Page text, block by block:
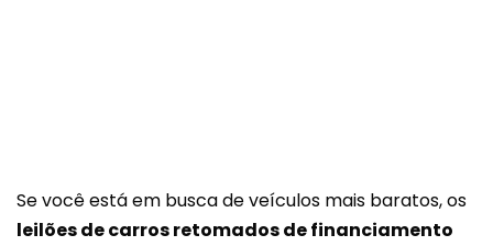
Se você está em busca de veículos mais baratos, os
leilões de carros retomados de financiamento